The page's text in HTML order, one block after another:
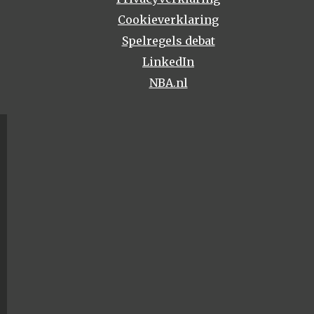
Cookieverklaring
Spelregels debat
LinkedIn
NBA.nl